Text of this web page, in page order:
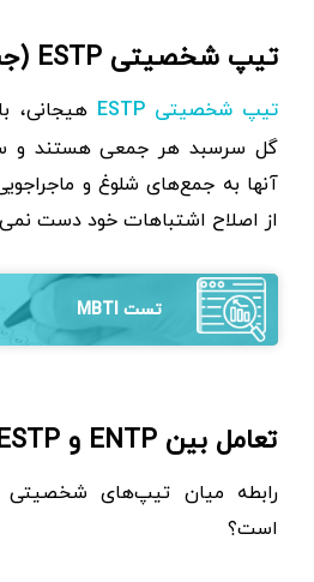
تیپ شخصیتی ESTP (جستجوگر)
تیپ شخصیتی ESTP
هیجانی،
گل سرسبد هر جمعی هستند و
آنها به جمع‌های شلوغ و
از اصلاح اشتباهات خود دست
تست MBTI
تعامل بین ENTP و ESTP
است؟